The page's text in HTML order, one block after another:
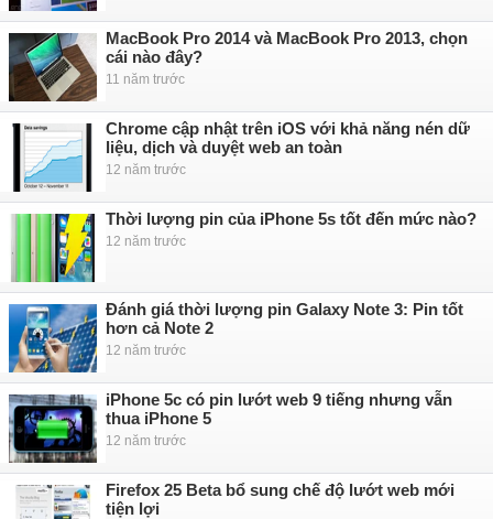
MacBook Pro 2014 và MacBook Pro 2013, chọn
cái nào đây?
11 năm trước
Chrome cập nhật trên iOS với khả năng nén dữ
liệu, dịch và duyệt web an toàn
12 năm trước
Thời lượng pin của iPhone 5s tốt đến mức nào?
12 năm trước
Đánh giá thời lượng pin Galaxy Note 3: Pin tốt
hơn cả Note 2
12 năm trước
iPhone 5c có pin lướt web 9 tiếng nhưng vẫn
thua iPhone 5
12 năm trước
Firefox 25 Beta bổ sung chế độ lướt web mới
tiện lợi